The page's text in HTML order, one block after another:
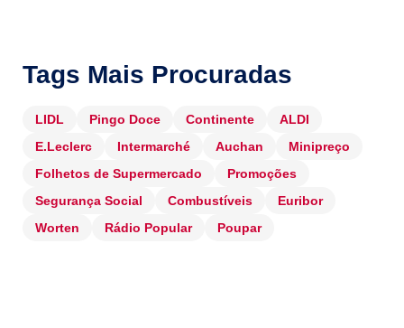
Tags Mais Procuradas
LIDL Pingo Doce Continente
ALDI
E.Leclerc
Intermarché Auchan
Minipreço
Folhetos de Supermercado
Promoções
Segurança Social
Combustíveis
Euribor
Worten
Rádio Popular Poupar